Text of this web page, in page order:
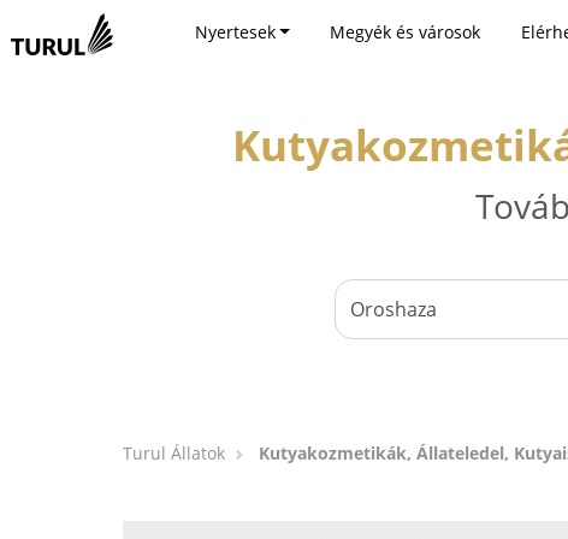
Nyertesek Megyék és városok
Turul Állatok Kutyakozmetikák, Állateledel,